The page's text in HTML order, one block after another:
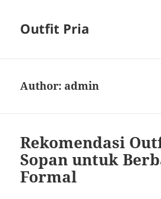
Outfit Pria
Author: admin
Rekomendasi
Sopan untuk
Formal